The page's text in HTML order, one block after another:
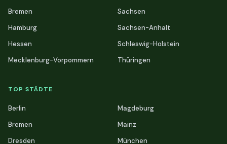
Bremen
Hamburg
Hessen
Mecklenburg-Vorpommern
Sachsen
Sachsen-Anhalt
Schleswig-Holstein
Thüringen
TOP STÄDTE
Berlin
Bremen
Dresden
Magdeburg
Mainz
München